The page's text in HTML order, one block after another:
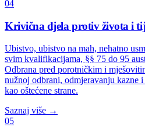
04
Krivična djela protiv života i
Ubistvo, ubistvo na mah, nehatno
svim kvalifikacijama, §§ 75 do 95
Odbrana pred porotničkim i
nužnoj odbrani, odmjeravanju kazne
kao oštećene strane.
Saznaj više →
05